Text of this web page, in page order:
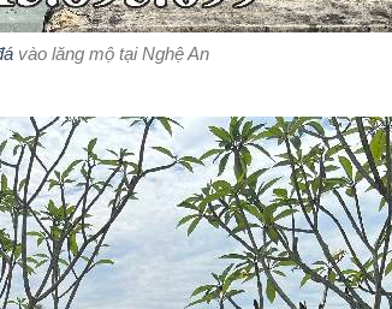
vào lăng mộ tại Nghệ An